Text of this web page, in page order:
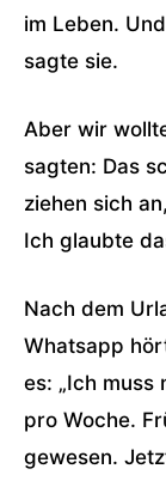
im Leben.
sagte sie.
Aber wir
sagten: Das
ziehen sich
Ich glaubte
Nach dem
Whatsapp
es: „Ich muss
pro Woche.
gewesen.